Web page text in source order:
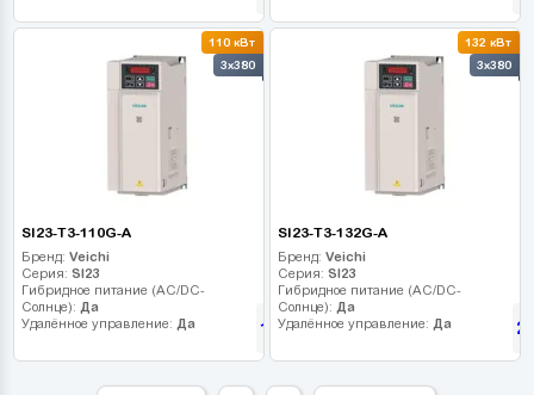
110 кВт
3x380
SI23-T3-110G-A
Бренд: Veichi
Серия: SI23
Гибридное питание (AC/DC-
Солнце): Да
Удалённое управление: Да 176 355грн
132 кВт
3x380
SI23-T3-132G-A
Бренд: Veichi
Серия: SI23
Гибридное питание (AC/DC-
Солнце): Да
Удалённое управление: Да